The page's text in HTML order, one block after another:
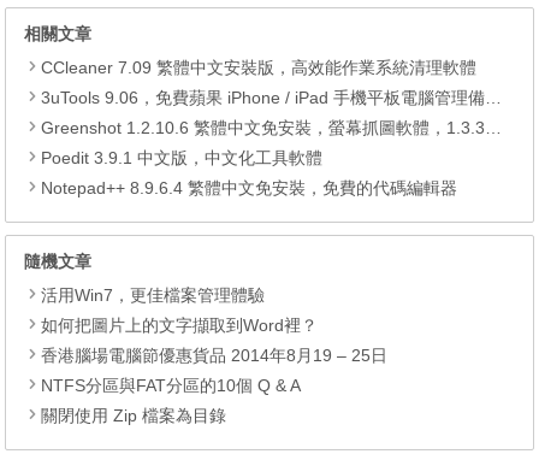
相關文章
CCleaner 7.09 繁體中文安裝版，高效能作業系統清理軟體
3uTools 9.06，免費蘋果 iPhone / iPad 手機平板電腦管理備份還原軟體
Greenshot 1.2.10.6 繁體中文免安裝，螢幕抓圖軟體，1.3.315 安裝版
Poedit 3.9.1 中文版，中文化工具軟體
Notepad++ 8.9.6.4 繁體中文免安裝，免費的代碼編輯器
隨機文章
活用Win7，更佳檔案管理體驗
如何把圖片上的文字擷取到Word裡？
香港腦場電腦節優惠貨品 2014年8月19 – 25日
NTFS分區與FAT分區的10個 Q & A
關閉使用 Zip 檔案為目錄